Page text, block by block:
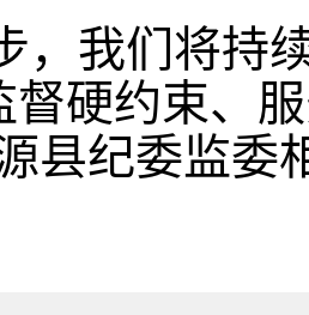
，我们将持
督硬约束、
县纪委监委